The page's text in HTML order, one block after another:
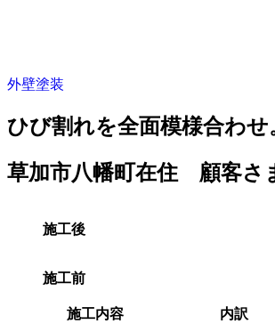
外壁塗装
ひび割れを全面模様合わせ
草加市八幡町在住 顧客さ
施工後
施工前
施工内容 内訳